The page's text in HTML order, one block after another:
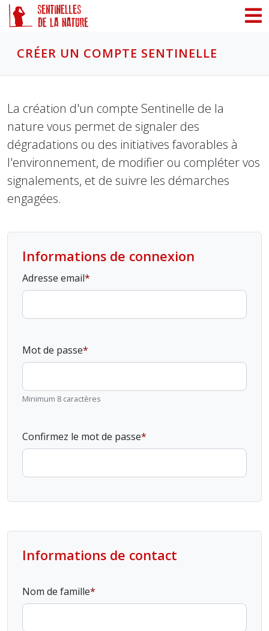
CRÉER UN COMPTE SENTINELLE
La création d'un compte Sentinelle de la
nature vous permet de signaler des
dégradations ou des initiatives favorables à
l'environnement, de modifier ou compléter vos
signalements, et de suivre les démarches
engagées.
Informations de connexion
Adresse email
Mot de passe
Minimum 8 caractères
Confirmez le mot de passe
Informations de contact
Nom de famille
Panneau de gestion des cookies